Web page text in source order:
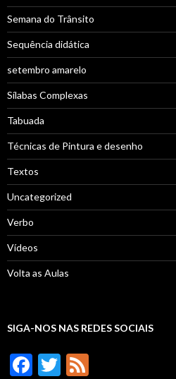
Semana do Trânsito
Sequência didática
setembro amarelo
Sílabas Complexas
Tabuada
Técnicas de Pintura e desenho
Textos
Uncategorized
Verbo
Vídeos
Volta as Aulas
SIGA-NOS NAS REDES SOCIAIS
F
T